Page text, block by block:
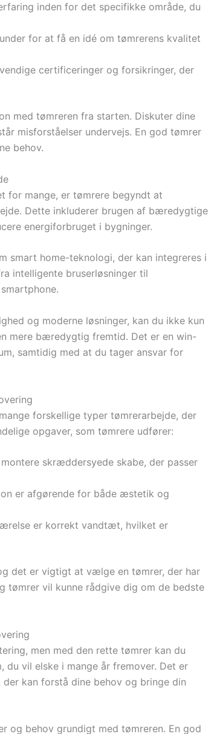
inden for det specifikke område, du
for at få en idé om tømrerens kvalitet
certificeringer og forsikringer, der
med tømreren fra starten. Diskuter dine
misforståelser undervejs. En god tømrer
behov.
for mange, er tømrere begyndt at
Dette inkluderer brugen af bæredygtige
energiforbruget i bygninger.
smart home-teknologi, der kan integreres i
intelligente bruserløsninger til
og moderne løsninger, kan du ikke kun
mere bæredygtig fremtid. Det er en win-
samtidig med at du tager ansvar for
forskellige typer tømrerarbejde, der
opgaver, som tømrere udfører:
skræddersyede skabe, der passer
er afgørende for både æstetik og
er korrekt vandtæt, hvilket er
det er vigtigt at vælge en tømrer, der har
tømrer vil kunne rådgive dig om de bedste
men med den rette tømrer kan du
vil elske i mange år fremover. Det er
kan forstå dine behov og bringe din
og behov grundigt med tømreren. En god